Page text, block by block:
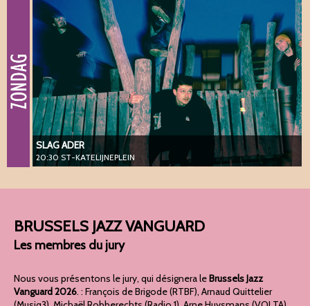
SLAG ADER
20:30 ST-KATELIJNEPLEIN
SLAG ADER
20:30 ST-KATELIJNEPLEIN
#vanguard #jazz #fusion #electronic
BRUSSELS JAZZ VANGUARD
Les membres du jury
Nous vous présentons le jury, qui désignera leBrussels Jazz
Vanguard 2026. : François de Brigode (RTBF), Arnaud Quittelier